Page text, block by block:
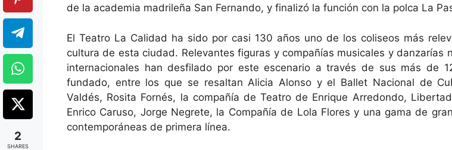
de la academia madrileña San Fernando, y finalizó la función con la polca La
El Teatro La Calidad ha sido por casi 130 años uno de los coliseos más
cultura de esta ciudad. Relevantes figuras y compañías musicales y danzarías
internacionales han desfilado por este escenario a través de sus más de
fundado, entre los que se resaltan Alicia Alonso y el Ballet Nacional de
Valdés, Rosita Fornés, la compañía de Teatro de Enrique Arredondo,
Enrico Caruso, Jorge Negrete, la Compañía de Lola Flores y una gama de
contemporáneas de primera línea.
2
SHARES